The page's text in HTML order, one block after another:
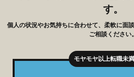
す。
個人の状況やお気持ちに合わせて、柔軟に面
ご相談ください。